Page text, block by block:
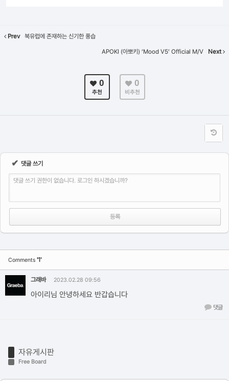
Prev 북유럽에 존재하는 신기한 풍습
APOKI (아뽀키) ‘Mood V5’ Official M/V Next
0
추천
0
비추천
✔ 댓글 쓰기
댓글 쓰기 권한이 없습니다. 로그인 하시겠습니까?
Comments '1'
그래바 2023.02.28 09:56
아이리님 안녕하세요 반갑습니다
댓글
자유게시판
Free Board